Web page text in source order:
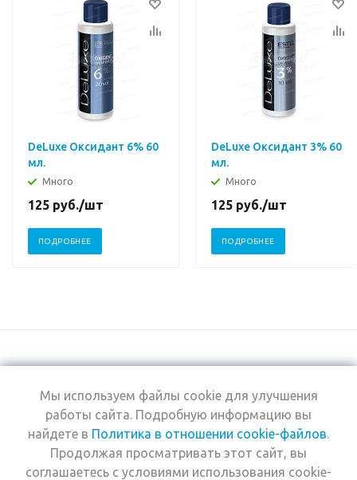
DeLuxe Оксидант 6% 60
мл.
Много
125 руб./шт
ПОДРОБНЕЕ
DeLuxe Оксидант 3% 60
мл.
Много
125 руб./шт
ПОДРОБНЕЕ
+7 (495) 969-0950
2026 © Интернет-
магазин Estel
Компания
Информация
Помощь
Мы используем файлы cookie для улучшения
работы сайта. Подробную информацию вы
найдете в Политика в отношении cookie-файлов.
Продолжая просматривать этот сайт, вы
соглашаетесь с условиями использования cookie-